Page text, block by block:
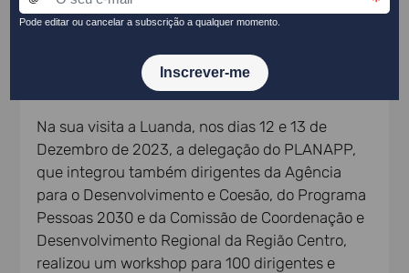
avaliação (ex-ante, ongoing e ex-post) dos
inclusão da sociedade civil na programação e
avaliação de políticas públicas, entre outras.
Na sua visita a Luanda, nos dias 12 e 13 de
Dezembro de 2023, a delegação do PLANAPP,
que integrou também dirigentes da Agência
para o Desenvolvimento e Coesão, do Programa
Pessoas 2030 e da Comissão de Coordenação e
Desenvolvimento Regional da Região Centro,
realizou um workshop para 100 dirigentes e